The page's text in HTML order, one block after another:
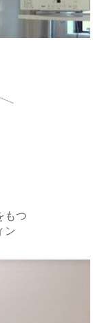
もつ
ン